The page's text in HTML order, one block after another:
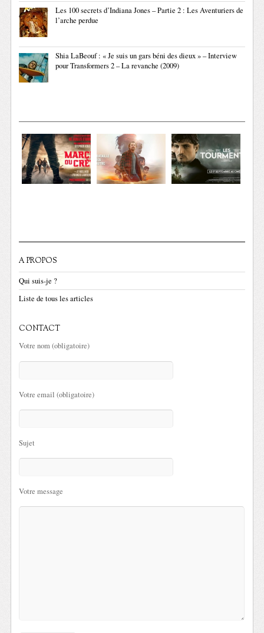
Les 100 secrets d’Indiana Jones – Partie 2 : Les Aventuriers de
l’arche perdue
Shia LaBeouf : « Je suis un gars béni des dieux » – Interview
pour Transformers 2 – La revanche (2009)
A PROPOS
Qui suis-je ?
Liste de tous les articles
CONTACT
Votre nom (obligatoire)
Votre email (obligatoire)
Sujet
Votre message